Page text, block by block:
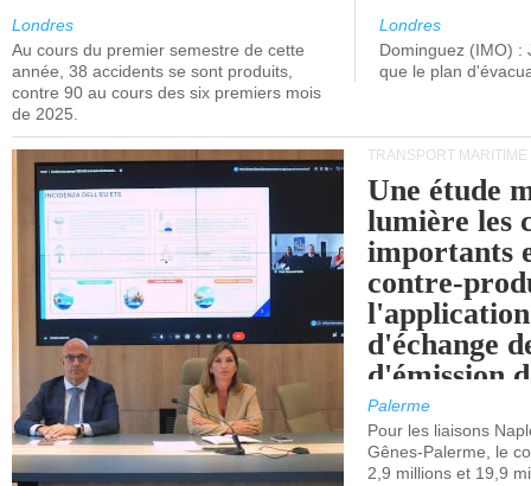
Londres
Au cours du premier semestre de cette
année, 38 accidents se sont produits,
contre 90 au cours des six premiers mois
de 2025.
Londres
Dominguez (IMO) :
que le plan
TRANSPORT MARITIME
Une étude
lumière les
importants
contre-
d'échange
d'émission
(SEQE-UE)
maritimes
occidentale.
Palerme
Pour les liaisons
Gênes-Palerme, le
2,9 millions et 19,9